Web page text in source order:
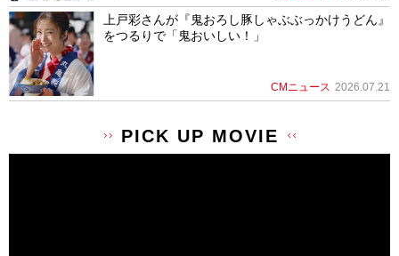
上戸彩さんが『鬼おろし豚しゃぶぶっかけうどん』
をつるりで「鬼おいしい！」
CMニュース 2026.07.21
PICK UP MOVIE